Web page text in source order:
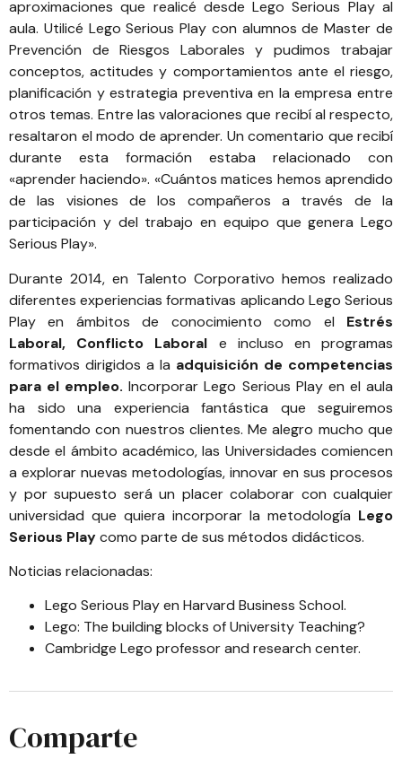
aproximaciones que realicé desde Lego Serious Play al
aula. Utilicé Lego Serious Play con alumnos de Master de
Prevención de Riesgos Laborales y pudimos trabajar
conceptos, actitudes y comportamientos ante el riesgo,
planificación y estrategia preventiva en la empresa entre
otros temas. Entre las valoraciones que recibí al respecto,
resaltaron el modo de aprender. Un comentario que recibí
durante esta formación estaba relacionado con
«aprender haciendo». «Cuántos matices hemos aprendido
de las visiones de los compañeros a través de la
participación y del trabajo en equipo que genera Lego
Serious Play».
Durante 2014, en Talento Corporativo hemos realizado
diferentes experiencias formativas aplicando Lego Serious
Play en ámbitos de conocimiento como el Estrés
Laboral, Conflicto Laboral e incluso en programas
formativos dirigidos a la adquisición de competencias
para el empleo. Incorporar Lego Serious Play en el aula
ha sido una experiencia fantástica que seguiremos
fomentando con nuestros clientes. Me alegro mucho que
desde el ámbito académico, las Universidades comiencen
a explorar nuevas metodologías, innovar en sus procesos
y por supuesto será un placer colaborar con cualquier
universidad que quiera incorporar la metodología Lego
Serious Playcomo parte de sus métodos didácticos.
Noticias relacionadas:
Lego Serious Play en Harvard Business School.
Lego: The building blocks of University Teaching?
Cambridge Lego professor and research center.
Comparte